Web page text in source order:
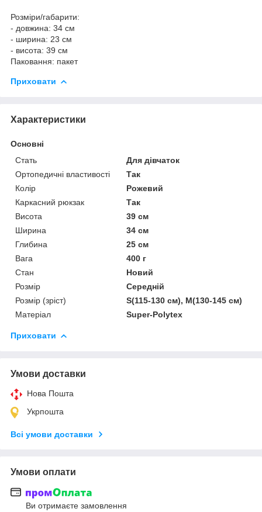
Розміри/габарити:
- довжина: 34 см
- ширина: 23 см
- висота: 39 см
Паковання: пакет
Приховати
Характеристики
Основні
Стать
Для дівчаток
Ортопедичні властивості
Так
Колір
Рожевий
Каркасний рюкзак
Так
Висота
39 см
Ширина
34 см
Глибина
25 см
Вага
400 г
Стан
Новий
Розмір
Середній
Розмір (зріст)
S(115-130 см), M(130-145 см)
Матеріал
Super-Polytex
Приховати
Умови доставки
Нова Пошта
Укрпошта
Всі умови доставки
Умови оплати
Ви отримаєте замовлення